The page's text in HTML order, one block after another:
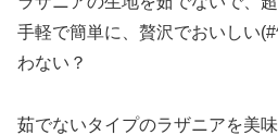
手軽で簡単に、贅沢でおいしい
わない？
茹でないタイプのラザニアを美